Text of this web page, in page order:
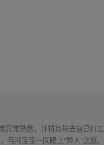
异常熟悉，并将其带去自己打工
冯宝宝一同踏上“异人”之旅。